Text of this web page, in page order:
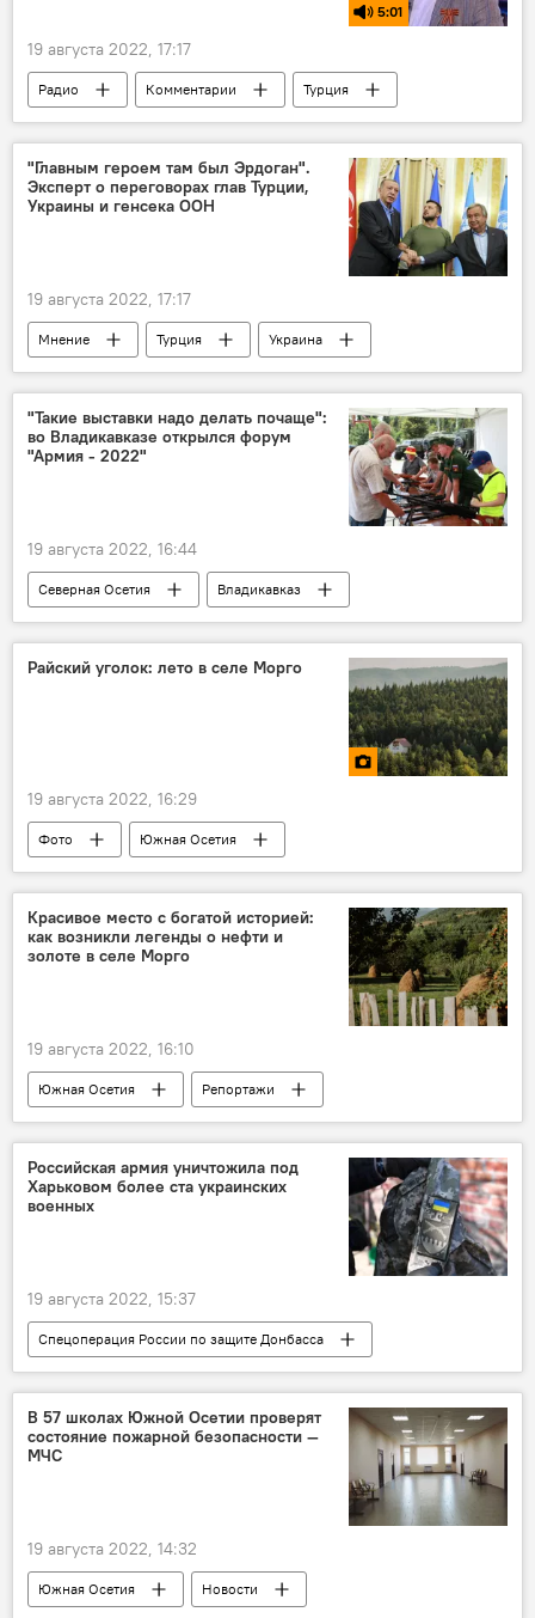
5:01
19 августа 2022, 17:17
Радио Комментарии
Турция
ООН
Украина
"Главным героем там был Эрдоган".
Эксперт о переговорах глав Турции,
Украины и генсека ООН
19 августа 2022, 17:17
Мнение Турция
Украина
Владимир Путин
Политика ООН
"Такие выставки надо делать почаще":
во Владикавказе открылся форум
"Армия - 2022"
19 августа 2022, 16:44
Северная Осетия
Владикавказ
Общество
Репортажи Новости
Райский уголок: лето в селе Морго
19 августа 2022, 16:29
Фото
Южная Осетия
Села Южной Осетии
Красивое место с богатой историей:
как возникли легенды о нефти и
золоте в селе Морго
19 августа 2022, 16:10
Южная Осетия
Репортажи
Общество
Российская армия уничтожила под
Харьковом более ста украинских
военных
19 августа 2022, 15:37
Спецоперация России по защите Донбасса
Россия
ДНР Украина
В 57 школах Южной Осетии проверят
состояние пожарной безопасности —
МЧС
19 августа 2022, 14:32
Южная Осетия
Новости